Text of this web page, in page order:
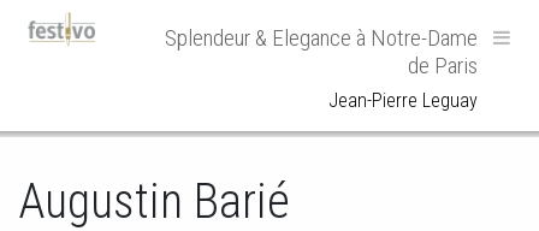
HoofdnavigatieSplendeur & Elegance à Notre-Dame
de Paris
Jean-Pierre Leguay
Augustin Barié